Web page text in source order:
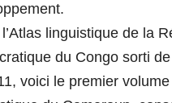
linguistique de la
du Congo sorti
voici le premier volume